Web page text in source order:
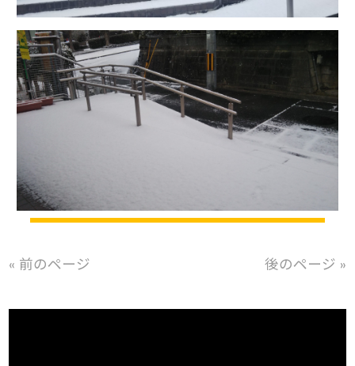
« 前のページ 後のページ »